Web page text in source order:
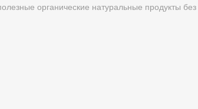
органические натуральные продукты без